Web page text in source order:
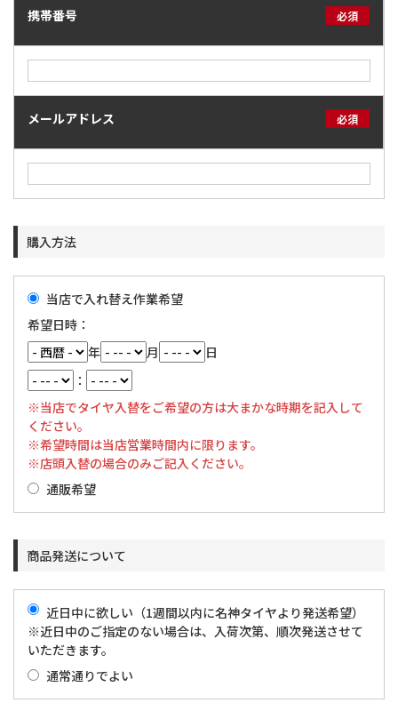
携帯番号 必須
メールアドレス 必須
購入方法
当店で入れ替え作業希望
希望日時：
年
月
日
：
※当店でタイヤ入替をご希望の方は大まかな時期を記入して
ください。
※希望時間は当店営業時間内に限ります。
※店頭入替の場合のみご記入ください。
通販希望
商品発送について
近日中に欲しい​​​​​​​（1週間以内に名神タイヤより発送希望）
※近日中のご指定のない場合は、入荷次第、順次発送させて
いただきます。
通常通りでよい